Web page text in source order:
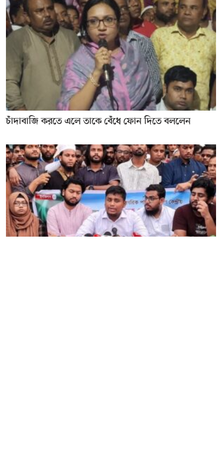
চাঁদাবাজি করতে এলে তাকে বেঁধে ফোন দিতে বললেন